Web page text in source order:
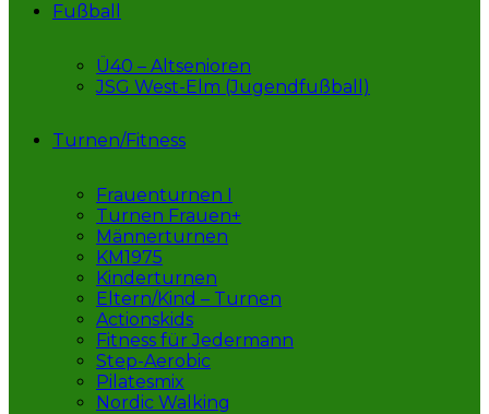
Fußball
Ü40 – Altsenioren
JSG West-Elm (Jugendfußball)
Turnen/Fitness
Frauenturnen I
Turnen Frauen+
Männerturnen
KM1975
Kinderturnen
Eltern/Kind – Turnen
Actionskids
Fitness für Jedermann
Step-Aerobic
Pilatesmix
Nordic Walking